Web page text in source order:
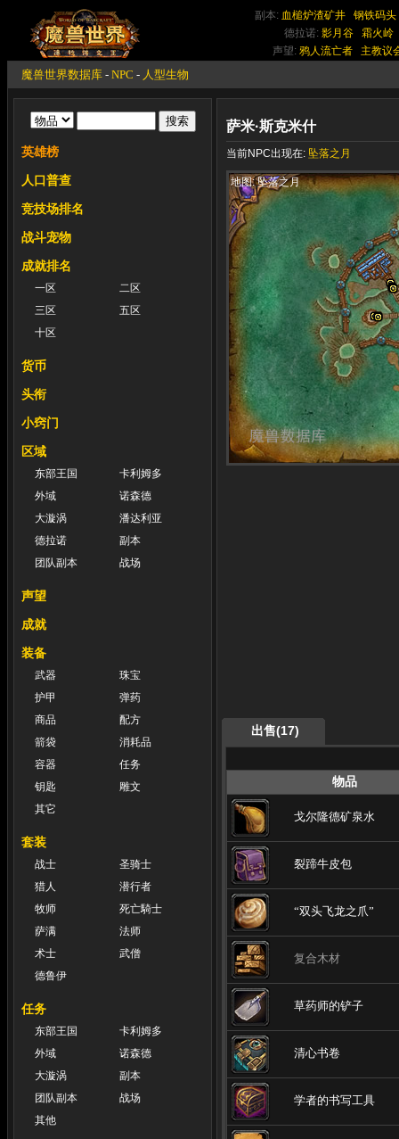
副本: 血槌炉渣矿井
钢铁码头
德拉诺: 影月谷
霜火岭
声望: 鸦人流亡者 主教议
魔兽世界数据库 - NPC - 人型生物
英雄榜
人口普查
竞技场排名
战斗宠物
成就排名
一区
二区
三区
五区
十区
货币
头衔
小窍门
区域
东部王国
卡利姆多
外域
诺森德
大漩涡
潘达利亚
德拉诺
副本
团队副本
战场
声望
成就
装备
武器
珠宝
护甲
弹药
商品
配方
箭袋
消耗品
容器
任务
钥匙
雕文
其它
套装
战士
圣骑士
猎人
潜行者
牧师
死亡騎士
萨满
法师
术士
武僧
德鲁伊
任务
东部王国
卡利姆多
外域
诺森德
大漩涡
副本
团队副本
战场
其他
萨米·斯克米什
当前NPC出现在: 坠落之月
地图: 坠落之月
出售(17)
物品
戈尔隆德矿泉水
裂蹄牛皮包
“双头飞龙之爪”
复合木材
草药师的铲子
清心书卷
学者的书写工具